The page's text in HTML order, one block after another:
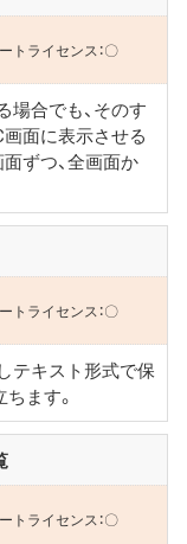
〇
合でも、そのす
面に表示させる
ずつ、全画面か
〇
テキスト形式で保
ます。
〇